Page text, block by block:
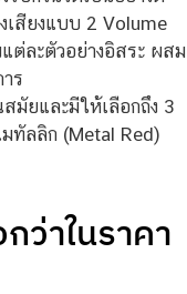
สียงแบบ 2 Volume
ต่ละตัวอย่างอิสระ ผสม
ร
ยและมีให้เลือกถึง 3
ทัลลิก (Metal Red)
ว่าในราคา